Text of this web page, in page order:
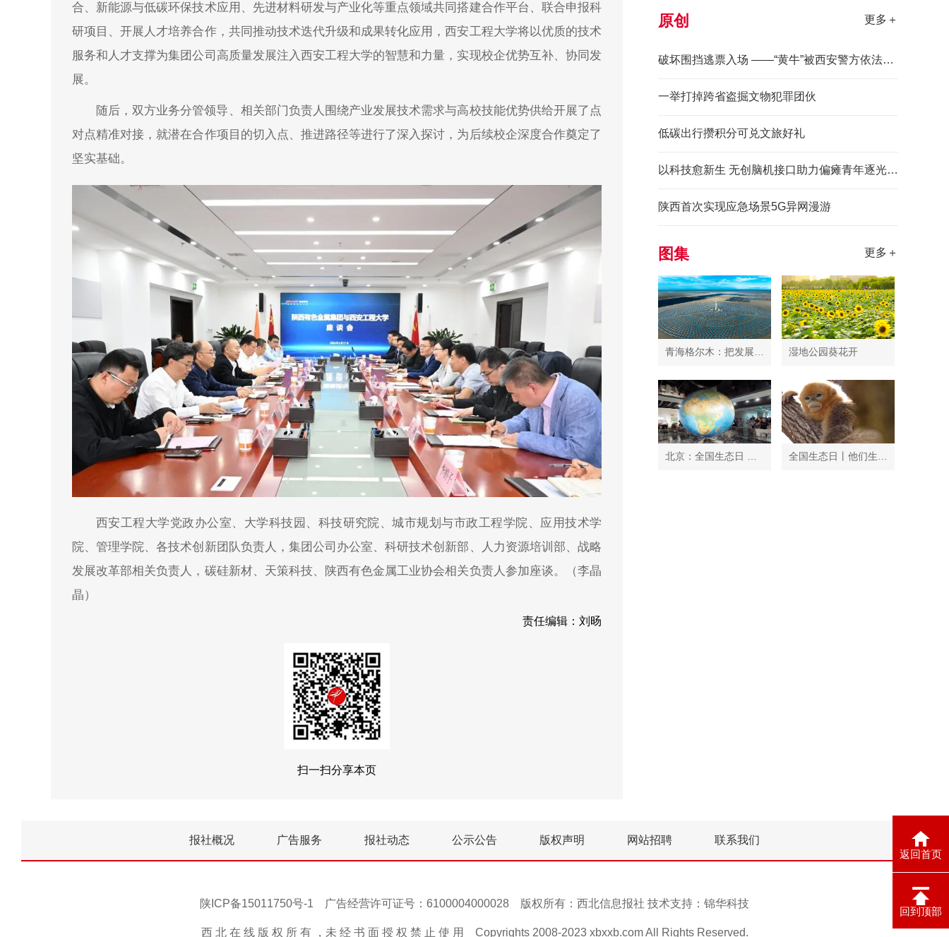
返回首页
回到顶部
合、新能源与低碳环保技术应用、先进材料研发与产业化等重点领域共同搭建合作平台、联合申报科
研项目、开展人才培养合作，共同推动技术迭代升级和成果转化应用，西安工程大学将以优质的技术
服务和人才支撑为集团公司高质量发展注入西安工程大学的智慧和力量，实现校企优势互补、协同发
展。
随后，双方业务分管领导、相关部门负责人围绕产业发展技术需求与高校技能优势供给开展了点
对点精准对接，就潜在合作项目的切入点、推进路径等进行了深入探讨，为后续校企深度合作奠定了
坚实基础。
西安工程大学党政办公室、大学科技园、科技研究院、城市规划与市政工程学院、应用技术学
院、管理学院、各技术创新团队负责人，集团公司办公室、科研技术创新部、人力资源培训部、战略
发展改革部相关负责人，碳硅新材、天策科技、陕西有色金属工业协会相关负责人参加座谈。（李晶
晶）
责任编辑：刘旸
扫一扫分享本页
原创 更多＋
破坏围挡逃票入场 ——“黄牛”被西安警方依法拘留
一举打掉跨省盗掘文物犯罪团伙
低碳出行攒积分可兑文旅好礼
以科技愈新生 无创脑机接口助力偏瘫青年逐光前行
陕西首次实现应急场景5G异网漫游
图集 更多＋
湿地公园葵花开
报社概况 广告服务 报社动态 公示公告 版权声明 网站招聘 联系我们
陕ICP备15011750号-1 广告经营许可证号：6100004000028 版权所有：西北信息报社 技术支持： 锦华科技
西 北 在 线 版 权 所 有 ，未 经 书 面 授 权 禁 止 使 用 Copyrights 2008-2023 xbxxb.com All Rights Reserved.